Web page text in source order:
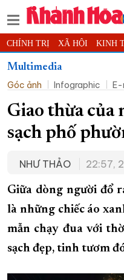
CHÍNH TRỊ XÃ HỘI KINH
THỂ THAO ĐỜI SỐNG
KHOA HỌC - CÔNG NGHỆ
THẾ GIỚI MULTIMEDIA
PODCAST THÔNG TIN -
TRƯỜNG SA BIỂN ĐẢO QUÊ
CHUNG TAY CẢI CÁCH HÀNH
XÂY DỰNG NÔNG THÔN MỚI
TÀU - XE - MÁY BAY
KỶ NIỆM 370 NĂM XÂY
Multimedia
Góc ảnh
Infographic
Giao thừa của
sạch phố
NHƯ THẢO 22:57,
Giữa dòng người đổ
là những chiếc áo
mẫn chạy đua với
sạch đẹp, tinh tươm